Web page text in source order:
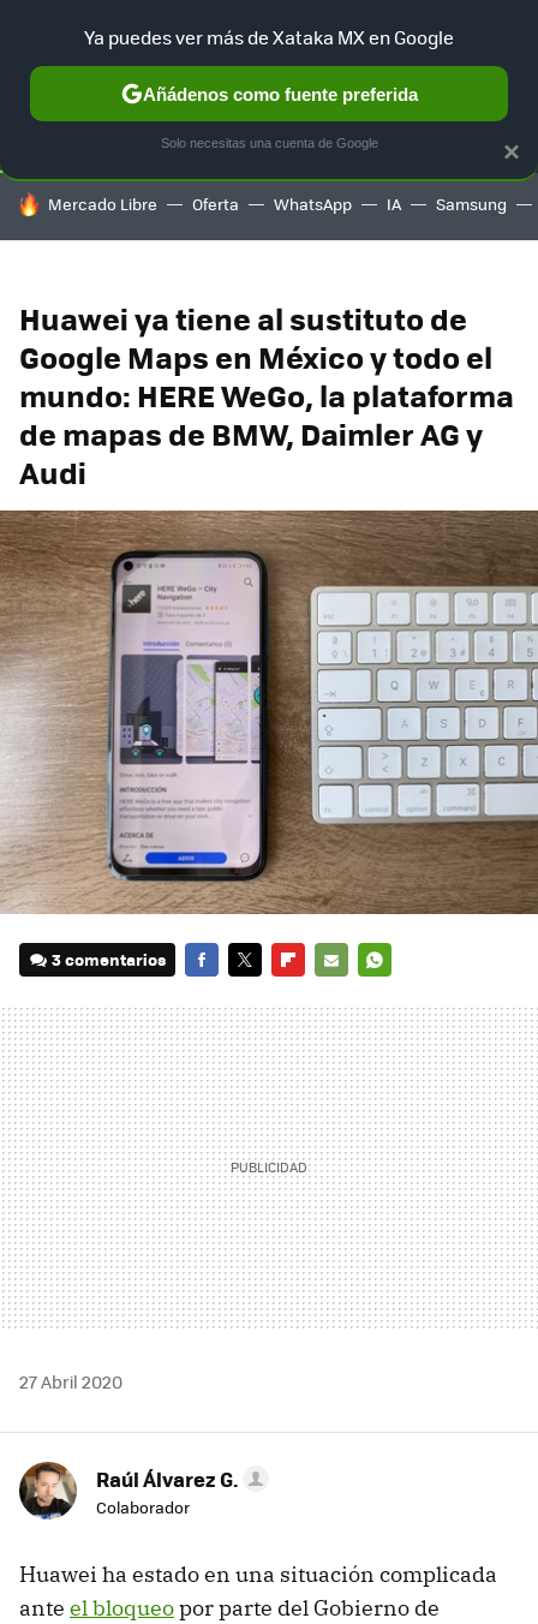
SELECCIÓN GAMING HOME AUTO TERRITORIO
HOY SE HABLA DE
Mercado Libre Oferta WhatsApp IA Samsung
Huawei ya tiene al sustituto de
Google Maps en México y todo el
mundo: HERE WeGo, la plataforma
de mapas de BMW, Daimler AG y
Audi
3 comentarios
MAIL
27 Abril 2020
Raúl Álvarez G.
Colaborador
Huawei ha estado en una situación complicada
ante el bloqueopor parte del Gobierno de
×
Ya puedes ver más de Xataka MX en Google
Añádenos como fuente preferida
Solo necesitas una cuenta de Google